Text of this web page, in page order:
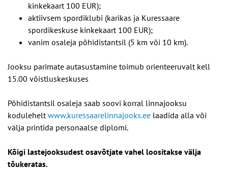
kinkekaart 100 EUR);
aktiivsem spordiklubi (karikas ja Kuressaare
spordikeskuse kinkekaart 100 EUR);
vanim osaleja põhidistantsil (5 km või 10 km).
Jooksu parimate autasustamine toimub orienteeruvalt kell
15.00 võistluskeskuses
Põhidistantsil osaleja saab soovi korral linnajooksu
koduleheltwww.kuressaarelinnajooks.ee laadida alla või
välja printida personaalse diplomi.
Kõigi lastejooksudest osavõtjate vahel loositakse välja
tõukeratas.